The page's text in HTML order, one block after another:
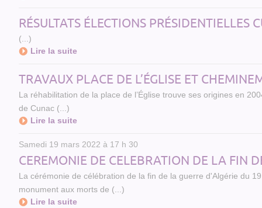
RÉSULTATS ÉLECTIONS
(...)
Lire la suite
TRAVAUX PLACE DE L’ÉGLISE ET
La réhabilitation de la place de l’Église trouve ses origines en
de Cunac (...)
Lire la suite
Samedi 19 mars 2022 à 17 h 30
CEREMONIE DE CELEBRATION DE LA FIN
La cérémonie de célébration de la fin de la guerre d'Algérie du
monument aux morts de (...)
Lire la suite